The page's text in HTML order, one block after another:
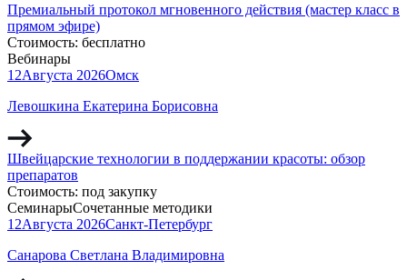
Премиальный протокол мгновенного действия (мастер класс в
прямом эфире)
Стоимость: бесплатно
Вебинары
12Августа 2026Омск
Левошкина Екатерина Борисовна
Швейцарские технологии в поддержании красоты: обзор
препаратов
Стоимость: под закупку
СеминарыСочетанные методики
12Августа 2026Санкт-Петербург
Санарова Светлана Владимировна